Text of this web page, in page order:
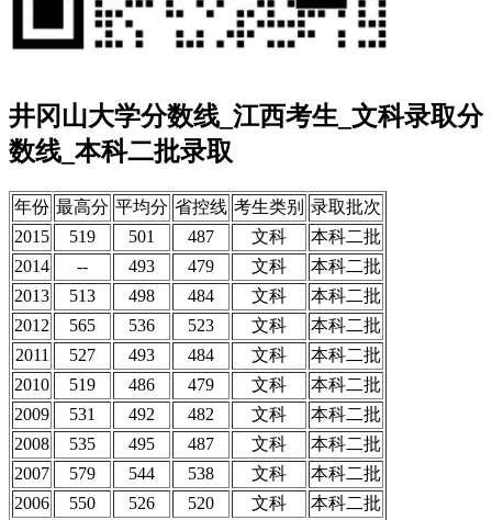
井冈山大学分数线_江西考生_文科录取分
数线_本科二批录取
年份 最高分 平均分 省控线 考生类别 录取批次
2015
519 501 487 文科
本科二批
2014
-- 493 479 文科
本科二批
2013
513 498 484 文科
本科二批
2012
565 536 523 文科
本科二批
2011
527 493 484 文科
本科二批
2010
519 486 479 文科
本科二批
2009
531 492 482 文科
本科二批
2008
535 495 487 文科
本科二批
2007
579 544 538 文科
本科二批
2006
550 526 520 文科
本科二批